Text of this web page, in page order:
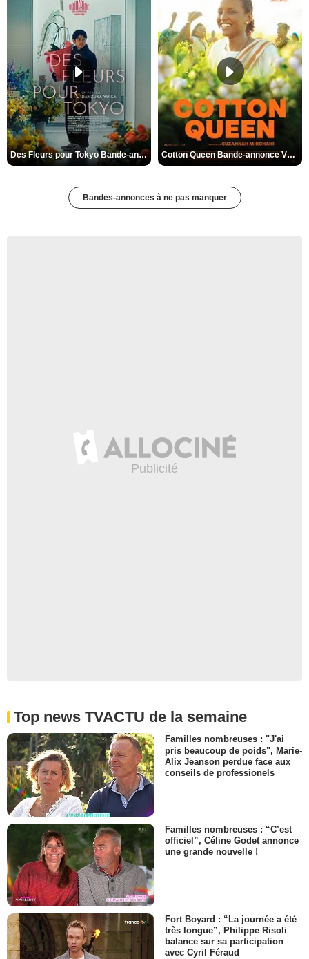
Des Fleurs pour Tokyo Bande-annonce VO STFR Cotton Queen Bande-annonce VO STFR
Bandes-annonces à ne pas manquer
Top news TVACTU de la semaine
Familles nombreuses : "J'ai
pris beaucoup de poids", Marie-
Alix Jeanson perdue face aux
conseils de professionels
Familles nombreuses : “C’est
officiel”, Céline Godet annonce
une grande nouvelle !
Fort Boyard : “La journée a été
très longue”, Philippe Risoli
balance sur sa participation
avec Cyril Féraud